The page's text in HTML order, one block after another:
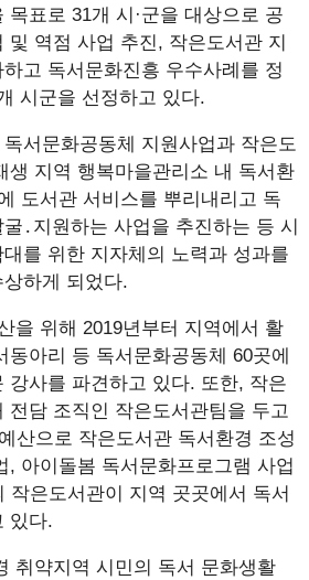
목표로 31개 시·군을 대상으로 공
및 역점 사업 추진, 작은도서관 지
고 독서문화진흥 우수사례를 정
시군을 선정하고 있다.
서문화공동체 지원사업과 작은도
생 지역 행복마을관리소 내 독서환
도서관 서비스를 뿌리내리고 독
․지원하는 사업을 추진하는 등 시
를 위한 지자체의 노력과 성과를
하게 되었다.
을 위해 2019년부터 지역에서 활
아리 등 독서문화공동체 60곳에
강사를 파견하고 있다. 또한, 작은
전담 조직인 작은도서관팀을 두고
산으로 작은도서관 독서환경 조성
, 아이돌봄 독서문화프로그램 사업
작은도서관이 지역 곳곳에서 독서
있다.
취약지역 시민의 독서 문화생활